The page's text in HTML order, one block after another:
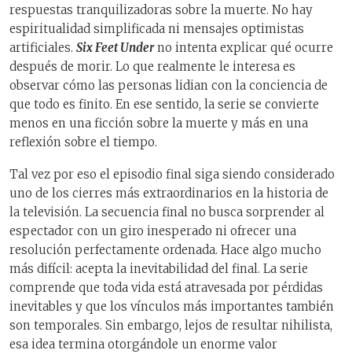
respuestas tranquilizadoras sobre la muerte. No hay
espiritualidad simplificada ni mensajes optimistas
artificiales. Six Feet Underno intenta explicar qué ocurre
después de morir. Lo que realmente le interesa es
observar cómo las personas lidian con la conciencia de
que todo es finito. En ese sentido, la serie se convierte
menos en una ficción sobre la muerte y más en una
reflexión sobre el tiempo.
Tal vez por eso el episodio final siga siendo considerado
uno de los cierres más extraordinarios en la historia de
la televisión. La secuencia final no busca sorprender al
espectador con un giro inesperado ni ofrecer una
resolución perfectamente ordenada. Hace algo mucho
más difícil: acepta la inevitabilidad del final. La serie
comprende que toda vida está atravesada por pérdidas
inevitables y que los vínculos más importantes también
son temporales. Sin embargo, lejos de resultar nihilista,
esa idea termina otorgándole un enorme valor